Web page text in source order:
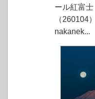
ール紅富士
（260104）
nakanek...